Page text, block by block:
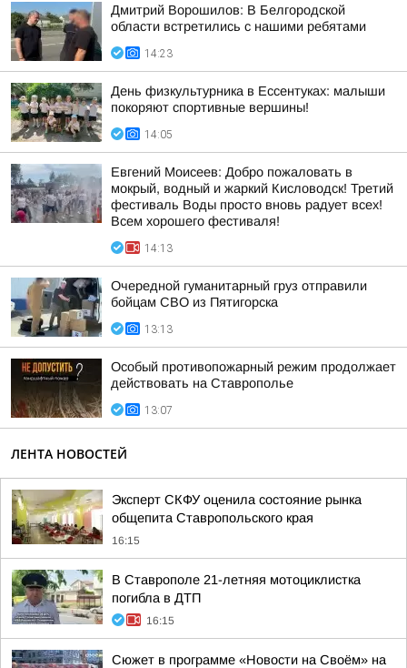
Дмитрий Ворошилов: В Белгородской
области встретились с нашими ребятами
14:23
День физкультурника в Ессентуках: малыши
покоряют спортивные вершины!
14:05
Евгений Моисеев: Добро пожаловать в
мокрый, водный и жаркий Кисловодск! Третий
фестиваль Воды просто вновь радует всех!
Всем хорошего фестиваля!
14:13
Очередной гуманитарный груз отправили
бойцам СВО из Пятигорска
13:13
Особый противопожарный режим продолжает
действовать на Ставрополье
13:07
ЛЕНТА НОВОСТЕЙ
Эксперт СКФУ оценила состояние рынка
общепита Ставропольского края
16:15
В Ставрополе 21-летняя мотоциклистка
погибла в ДТП
16:15
Сюжет в программе «Новости на Своём» на